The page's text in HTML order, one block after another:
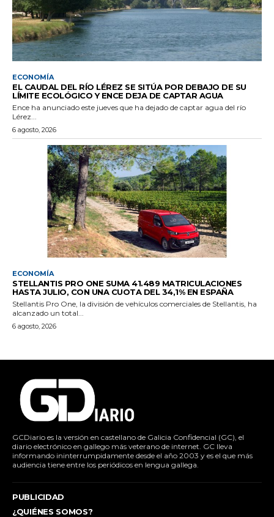
ECONOMÍA
EL CAUDAL DEL RÍO LÉREZ SE SITÚA POR DEBAJO DE SU
LÍMITE ECOLÓGICO Y ENCE DEJA DE CAPTAR AGUA
Ence ha anunciado este jueves que ha dejado de captar agua del río
Lérez...
6 agosto, 2026
ECONOMÍA
STELLANTIS PRO ONE SUMA 41.489 MATRICULACIONES
HASTA JULIO, CON UNA CUOTA DEL 34,1% EN ESPAÑA
Stellantis Pro One, la división de vehículos comerciales de Stellantis, ha
alcanzado un total...
6 agosto, 2026
GCDiario es la versión en castellano de Galicia Confidencial (GC), el
diario electrónico en gallego más veterano de internet. GC lleva
informando ininterrumpidamente desde el año 2003 y es el que más
audiencia tiene entre los periódicos en lengua gallega.
PUBLICIDAD
¿QUIÉNES SOMOS?